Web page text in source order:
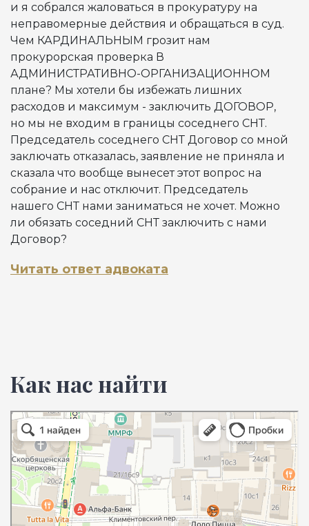
и я собрался жаловаться в прокуратуру на
неправомерные действия и обращаться в суд.
Чем КАРДИНАЛЬНЫМ грозит нам
прокурорская проверка В
АДМИНИСТРАТИВНО-ОРГАНИЗАЦИОННОМ
плане? Мы хотели бы избежать лишних
расходов и максимум - заключить ДОГОВОР,
но мы не входим в границы соседнего СНТ.
Председатель соседнего СНТ Договор со мной
заключать отказалась, заявление не приняла и
сказала что вообще вынесет этот вопрос на
собрание и нас отключит. Председатель
нашего СНТ нами заниматься не хочет. Можно
ли обязать соседний СНТ заключить с нами
Договор?
Читать ответ адвоката
Как нас найти